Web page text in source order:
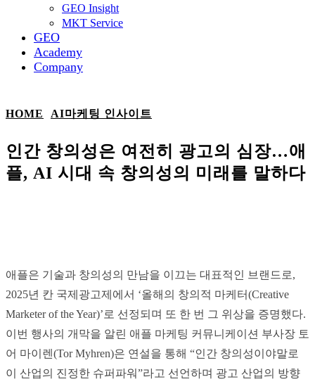
GEO Insight
MKT Service
GEO
Academy
Company
HOME AI마케팅 인사이트
인간 창의성은 여전히 광고의 심장…애
플, AI 시대 속 창의성의 미래를 말하다
애플은 기술과 창의성의 만남을 이끄는 대표적인 브랜드로,
2025년 칸 국제광고제에서 ‘올해의 창의적 마케터(Creative
Marketer of the Year)’로 선정되며 또 한 번 그 위상을 증명했다.
이번 행사의 개막을 알린 애플 마케팅 커뮤니케이션 부사장 토
어 마이렌(Tor Myhren)은 연설을 통해 “인간 창의성이야말로
이 산업의 진정한 슈퍼파워”라고 선언하며 광고 산업의 방향